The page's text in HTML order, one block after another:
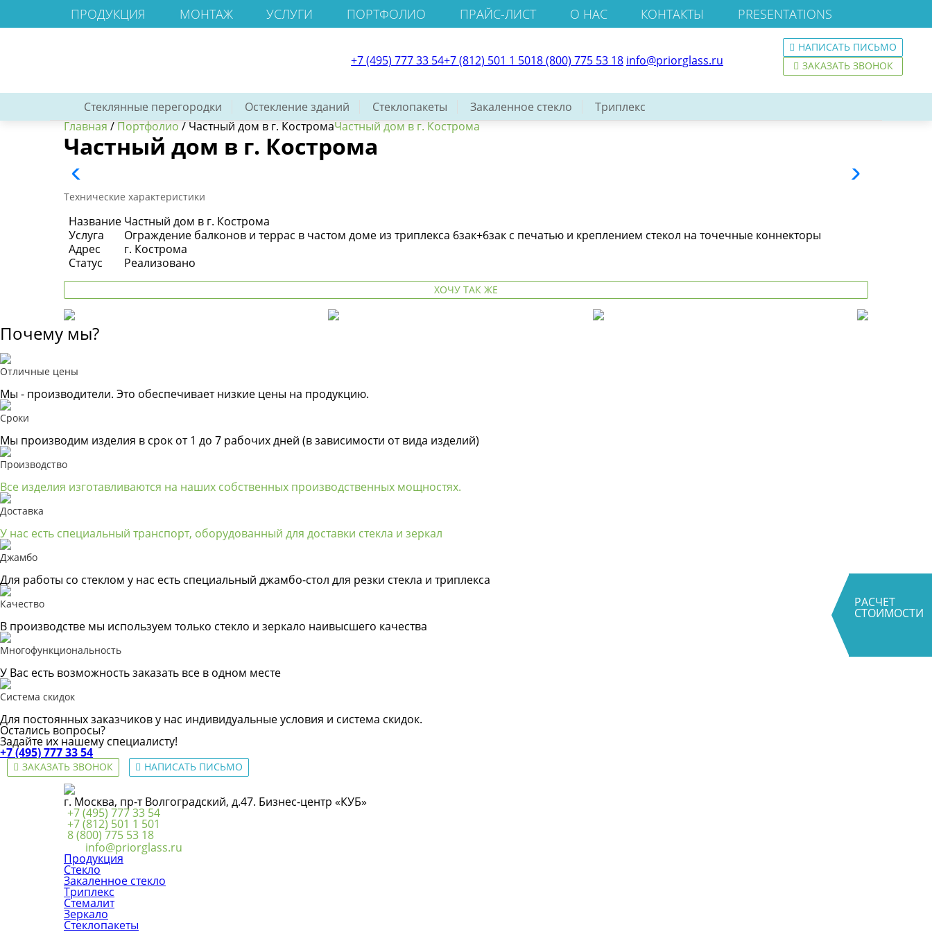
ПРОДУКЦИЯ МОНТАЖ УСЛУГИ ПОРТФОЛИО ПРАЙС-ЛИСТ О НАС КОНТАКТЫ PRESENTATIONS
+7 (495) 777 33 54+7 (812) 501 1 5018 (800) 775 53 18 info@priorglass.ru
НАПИСАТЬ ПИСЬМО
ЗАКАЗАТЬ ЗВОНОК
Стеклянные перегородки Остекление зданий Стеклопакеты Закаленное стекло Триплекс
РАСЧЕТ
СТОИМОСТИ
Главная / Портфолио / Частный дом в г. КостромаЧастный дом в г. Кострома
Частный дом в г. Кострома
Технические характеристики
Название Частный дом в г. Кострома
Услуга
Ограждение балконов и террас в частом доме из триплекса 6зак+6зак с печатью и креплением стекол на точечные коннекторы
Адрес
г. Кострома
Статус
Реализовано
ХОЧУ ТАК ЖЕ
Почему мы?
Отличные цены
Мы - производители. Это обеспечивает низкие цены на продукцию.
Сроки
Мы производим изделия в срок от 1 до 7 рабочих дней (в зависимости от вида изделий)
Производство
Все изделия изготавливаются на наших собственных производственных мощностях.
Доставка
У нас есть специальный транспорт, оборудованный для доставки стекла и зеркал
Джамбо
Для работы со стеклом у нас есть специальный джамбо-стол для резки стекла и триплекса
Качество
В производстве мы используем только стекло и зеркало наивысшего качества
Многофункциональность
У Вас есть возможность заказать все в одном месте
Система скидок
Для постоянных заказчиков у нас индивидуальные условия и система скидок.
Остались вопросы?
Задайте их нашему специалисту!
+7 (495) 777 33 54
ЗАКАЗАТЬ ЗВОНОК НАПИСАТЬ ПИСЬМО
г. Москва, пр-т Волгоградский, д.47. Бизнес-центр «КУБ»
+7 (495) 777 33 54
+7 (812) 501 1 501
8 (800) 775 53 18
info@priorglass.ru
Продукция
Стекло
Закаленное стекло
Триплекс
Стемалит
Зеркало
Стеклопакеты